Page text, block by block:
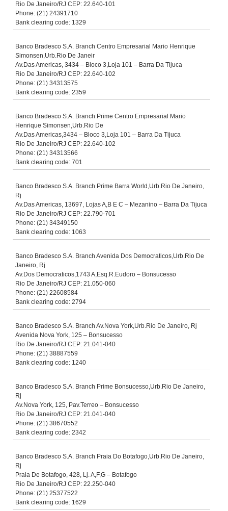
Rio De Janeiro/RJ CEP: 22.640-101
Phone: (21) 24391710
Bank clearing code: 1329
Banco Bradesco S.A. Branch Centro Empresarial Mario Henrique
Simonsen,Urb.Rio De Janeir
Av.Das Americas, 3434 – Bloco 3,Loja 101 – Barra Da Tijuca
Rio De Janeiro/RJ CEP: 22.640-102
Phone: (21) 34313575
Bank clearing code: 2359
Banco Bradesco S.A. Branch Prime Centro Empresarial Mario
Henrique Simonsen,Urb.Rio De
Av.Das Americas,3434 – Bloco 3,Loja 101 – Barra Da Tijuca
Rio De Janeiro/RJ CEP: 22.640-102
Phone: (21) 34313566
Bank clearing code: 701
Banco Bradesco S.A. Branch Prime Barra World,Urb.Rio De Janeiro,
Rj
Av.Das Americas, 13697, Lojas A,B E C – Mezanino – Barra Da Tijuca
Rio De Janeiro/RJ CEP: 22.790-701
Phone: (21) 34349150
Bank clearing code: 1063
Banco Bradesco S.A. Branch Avenida Dos Democraticos,Urb.Rio De
Janeiro, Rj
Av.Dos Democraticos,1743 A,Esq.R.Eudoro – Bonsucesso
Rio De Janeiro/RJ CEP: 21.050-060
Phone: (21) 22608584
Bank clearing code: 2794
Banco Bradesco S.A. Branch Av.Nova York,Urb.Rio De Janeiro, Rj
Avenida Nova York, 125 – Bonsucesso
Rio De Janeiro/RJ CEP: 21.041-040
Phone: (21) 38887559
Bank clearing code: 1240
Banco Bradesco S.A. Branch Prime Bonsucesso,Urb.Rio De Janeiro,
Rj
Av.Nova York, 125, Pav.Terreo – Bonsucesso
Rio De Janeiro/RJ CEP: 21.041-040
Phone: (21) 38670552
Bank clearing code: 2342
Banco Bradesco S.A. Branch Praia Do Botafogo,Urb.Rio De Janeiro,
Rj
Praia De Botafogo, 428, Lj. A,F,G – Botafogo
Rio De Janeiro/RJ CEP: 22.250-040
Phone: (21) 25377522
Bank clearing code: 1629